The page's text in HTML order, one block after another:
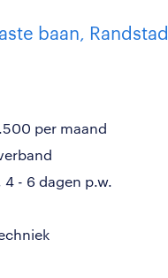
baan, Randstad
per maand
- 6 dagen p.w.